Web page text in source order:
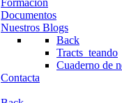
Formación
Documentos
Nuestros Blogs
Back
Tracts_teando
Cuaderno de
Contacta